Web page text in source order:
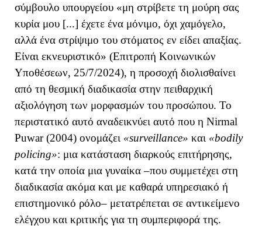
σύμβουλο υπουργείου «μη στρίβετε τη μούρη σας
κυρία μου [...] έχετε ένα μόνιμο, όχι χαμόγελο,
αλλά ένα στρίψιμο του στόματος εν είδει απαξίας.
Είναι εκνευριστικό» (Επιτροπή Κοινωνικών
Υποθέσεων, 25/7/2024), η προσοχή διολισθαίνει
από τη θεσμική διαδικασία στην πειθαρχική
αξιολόγηση των μορφασμών του προσώπου. Το
περιστατικό αυτό αναδεικνύει αυτό που η Nirmal
Puwar (2004) ονομάζει «surveillance» και «bodily
policing»: μια κατάσταση διαρκούς επιτήρησης,
κατά την οποία μια γυναίκα –που συμμετέχει στη
διαδικασία ακόμα και με καθαρά υπηρεσιακό ή
επιστημονικό ρόλο– μετατρέπεται σε αντικείμενο
ελέγχου και κριτικής για τη συμπεριφορά της.